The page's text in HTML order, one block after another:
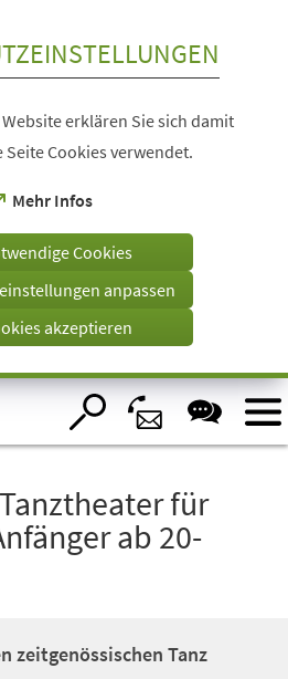
erklären Sie sich damit
Cookies verwendet.
Mehr Infos
Cookies
anpassen
akzeptieren
für
ab 20-
zeitgenössischen Tanz